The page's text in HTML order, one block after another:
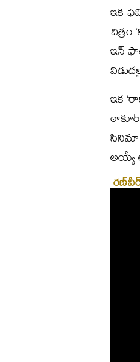
ఇక
చిత్రం
ఇన్‌
ఇక
సినిమా
అయ్యే